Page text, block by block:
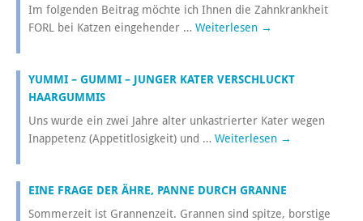
Im folgenden Beitrag möchte ich Ihnen die Zahnkrankheit
FORL bei Katzen eingehender … Weiterlesen →
YUMMI – GUMMI – JUNGER KATER VERSCHLUCKT
HAARGUMMIS
Uns wurde ein zwei Jahre alter unkastrierter Kater wegen
Inappetenz (Appetitlosigkeit) und … Weiterlesen →
EINE FRAGE DER ÄHRE, PANNE DURCH GRANNE
Sommerzeit ist Grannenzeit. Grannen sind spitze, borstige